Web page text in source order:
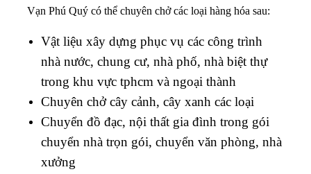
Vạn Phú Quý có thể chuyên chở các loại hàng hóa sau:
Vật liệu xây dựng phục vụ các công trình
nhà nước, chung cư, nhà phố, nhà biệt thự
trong khu vực tphcm và ngoại thành
Chuyên chở cây cảnh, cây xanh các loại
Chuyển đồ đạc, nội thất gia đình trong gói
chuyển nhà trọn gói, chuyển văn phòng, nhà
xưởng